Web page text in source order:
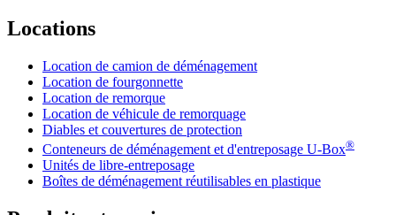
Locations
Location de camion de déménagement
Location de fourgonnette
Location de remorque
Location de véhicule de remorquage
Diables et couvertures de protection
Conteneurs de déménagement et d'entreposage U-Box®
Unités de libre-entreposage
Boîtes de déménagement réutilisables en plastique